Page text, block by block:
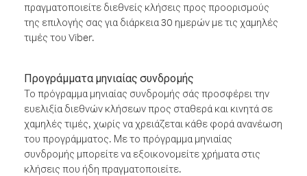
πραγματοποιείτε διεθνείς κλήσεις προς προορισμούς
της επιλογής σας για διάρκεια 30 ημερών με τις χαμηλές
τιμές του Viber.
Προγράμματα μηνιαίας συνδρομής
Το πρόγραμμα μηνιαίας συνδρομής σάς προσφέρει την
ευελιξία διεθνών κλήσεων προς σταθερά και κινητά σε
χαμηλές τιμές, χωρίς να χρειάζεται κάθε φορά ανανέωση
του προγράμματος. Με το πρόγραμμα μηνιαίας
συνδρομής μπορείτε να εξοικονομείτε χρήματα στις
κλήσεις που ήδη πραγματοποιείτε.